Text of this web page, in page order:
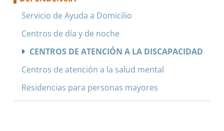
Servicio de Ayuda a Domicilio
Centros de día y de noche
CENTROS DE ATENCIÓN A LA DISCAPACIDAD
Centros de atención a la salud mental
Residencias para personas mayores